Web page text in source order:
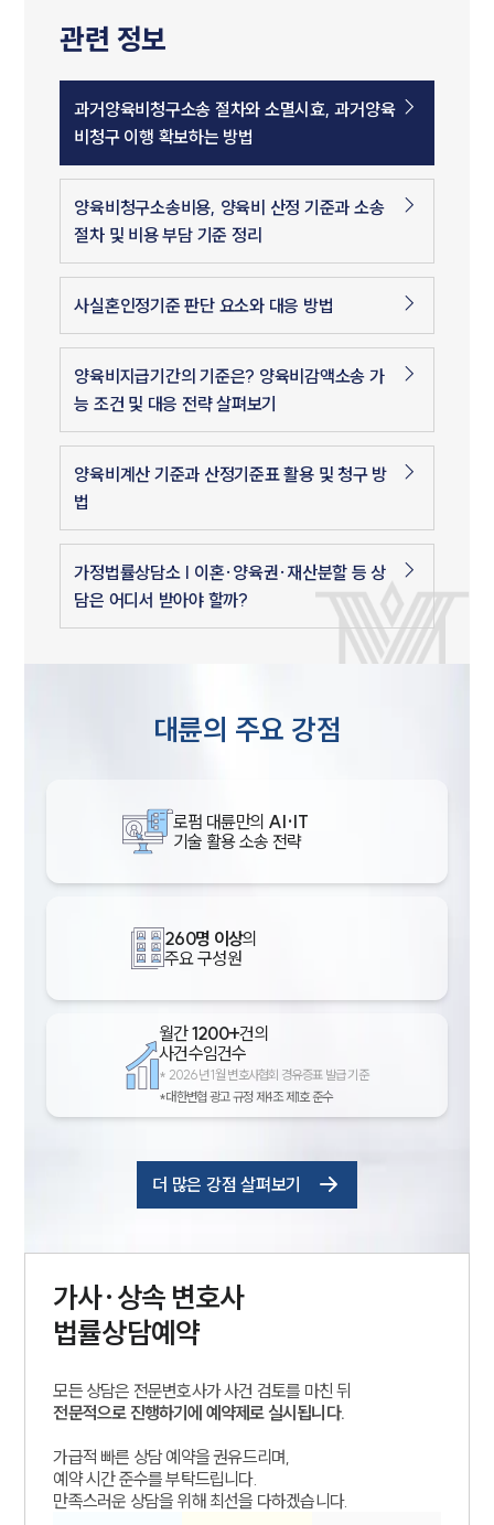
관련 정보
과거양육비청구소송 절차와 소멸시효, 과거양육
비청구 이행 확보하는 방법
양육비청구소송비용, 양육비 산정 기준과 소송
절차 및 비용 부담 기준 정리
사실혼인정기준 판단 요소와 대응 방법
양육비지급기간의 기준은? 양육비감액소송 가
능 조건 및 대응 전략 살펴보기
양육비계산 기준과 산정기준표 활용 및 청구 방
법
가정법률상담소 | 이혼·양육권·재산분할 등 상
담은 어디서 받아야 할까?
대륜의 주요 강점
로펌 대륜만의 AI·IT
기술 활용 소송 전략
260명 이상의
주요 구성원
월간1200+건의
사건수임건수
* 2026년 1월 변호사협회 경유증표 발급 기준
*대한변협 광고 규정 제4조 제1호 준수
더 많은 강점 살펴보기
가사·상속변호사
법률상담예약
모든 상담은 전문변호사가 사건 검토를 마친 뒤
전문적으로 진행하기에 예약제로 실시됩니다.
가급적 빠른 상담 예약을 권유드리며,
예약 시간 준수를 부탁드립니다.
만족스러운 상담을 위해 최선을 다하겠습니다.